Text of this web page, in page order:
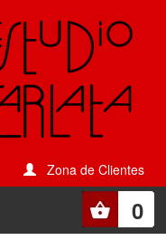
Zona de Clientes
0